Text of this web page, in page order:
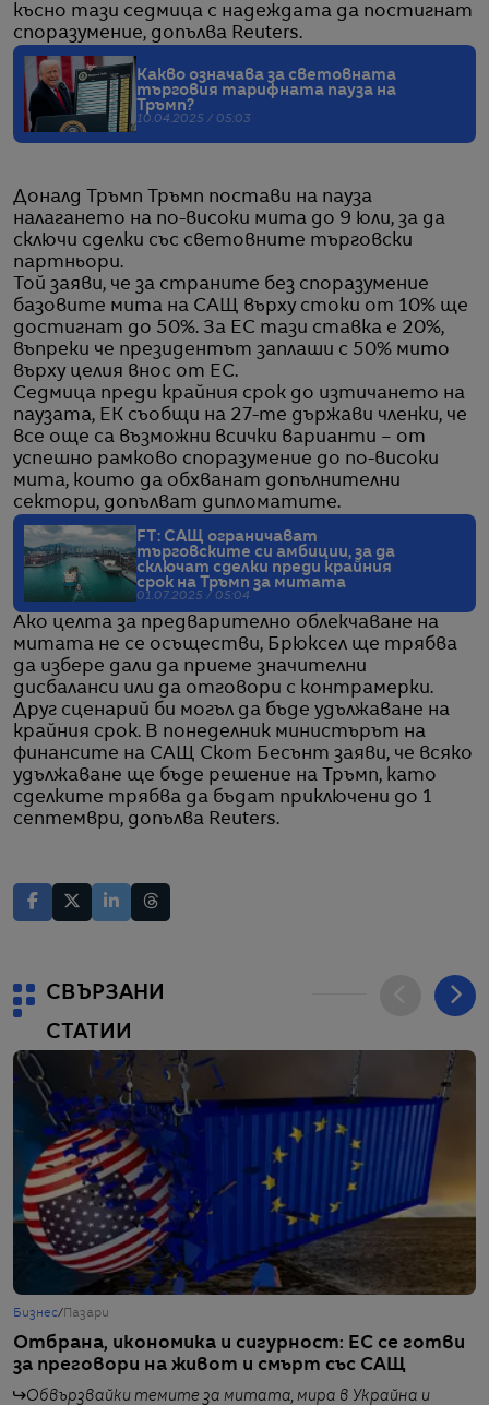
късно тази седмица с надеждата да постигнат
споразумение, допълва Reuters.
Kакво означава за световната
търговия тарифната пауза на
Тръмп?
10.04.2025 / 05:03
Доналд Тръмп Тръмп постави на пауза
налагането на по-високи мита до 9 юли, за да
сключи сделки със световните търговски
партньори.
Той заяви, че за страните без споразумение
базовите мита на САЩ върху стоки от 10% ще
достигнат до 50%. За ЕС тази ставка е 20%,
въпреки че президентът заплаши с 50% мито
върху целия внос от ЕС.
Седмица преди крайния срок до изтичането на
паузата, ЕК съобщи на 27-те държави членки, че
все още са възможни всички варианти – от
успешно рамково споразумение до по-високи
мита, които да обхванат допълнителни
сектори, допълват дипломатите.
FT: САЩ ограничават
търговските си амбиции, за да
сключат сделки преди крайния
срок на Тръмп за митата
01.07.2025 / 05:04
Ако целта за предварително облекчаване на
митата не се осъществи, Брюксел ще трябва
да избере дали да приеме значителни
дисбаланси или да отговори с контрамерки.
Друг сценарий би могъл да бъде удължаване на
крайния срок. В понеделник министърът на
финансите на САЩ Скот Бесънт заяви, че всяко
удължаване ще бъде решение на Тръмп, като
сделките трябва да бъдат приключени до 1
септември, допълва Reuters.
СВЪРЗАНИ
СТАТИИ
Бизнес/Пазари
Отбрана, икономика и сигурност: ЕС се готви
за преговори на живот и смърт със САЩ
Обвързвайки темите за митата, мира в Украйна и